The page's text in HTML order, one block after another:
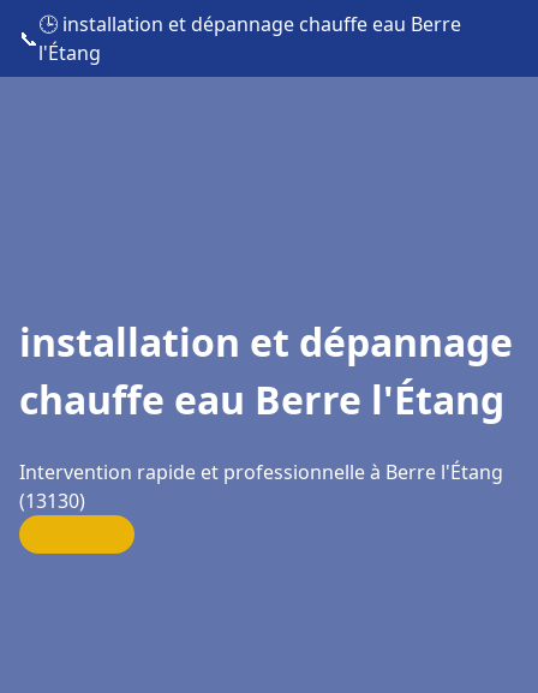
📞
🕒 installation et dépannage chauffe eau Berre
l'Étang
installation et dépannage
chauffe eau Berre l'Étang
Intervention rapide et professionnelle à Berre l'Étang
(13130)